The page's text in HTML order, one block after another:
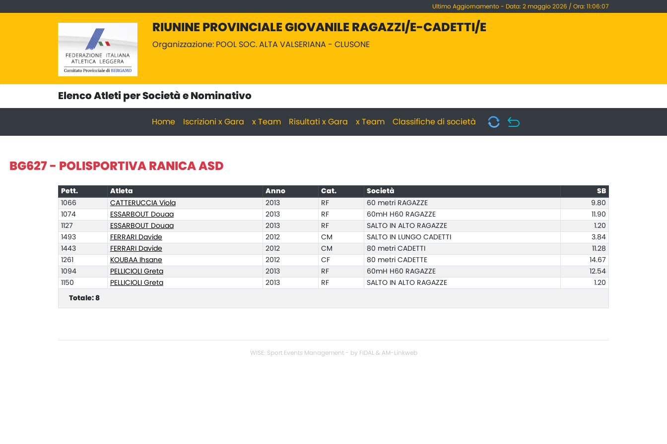
Ultimo Aggiornamento - Data: 2 maggio 2026 / Ora: 11:06:07
RIUNINE PROVINCIALE GIOVANILE RAGAZZI/E-CADETTI/E
Organizzazione: POOL SOC. ALTA VALSERIANA - CLUSONE
Elenco Atleti per Società e Nominativo
Home Iscrizioni x Gara x Team Risultati x Gara x Team Classifiche di società
BG627 - POLISPORTIVA RANICA ASD
Pett. Atleta Anno Cat. Società
SB
1066
CATTERUCCIA Viola 2013 RF 60 metri RAGAZZE
9.80
1074
ESSARBOUT Douaa 2013 RF 60mH H60 RAGAZZE
11.90
1127
ESSARBOUT Douaa 2013 RF SALTO IN ALTO RAGAZZE
1.20
1493
FERRARI Davide 2012 CM SALTO IN LUNGO CADETTI
3.84
1443
FERRARI Davide 2012 CM 80 metri CADETTI
11.28
1261
KOUBAA Ihsane 2012 CF 80 metri CADETTE
14.67
1094
PELLICIOLI Greta 2013 RF 60mH H60 RAGAZZE
12.54
1150
PELLICIOLI Greta 2013 RF SALTO IN ALTO RAGAZZE 1.20
Totale: 8
WISE: Sport Events Management - by FIDAL & AM-Linkweb